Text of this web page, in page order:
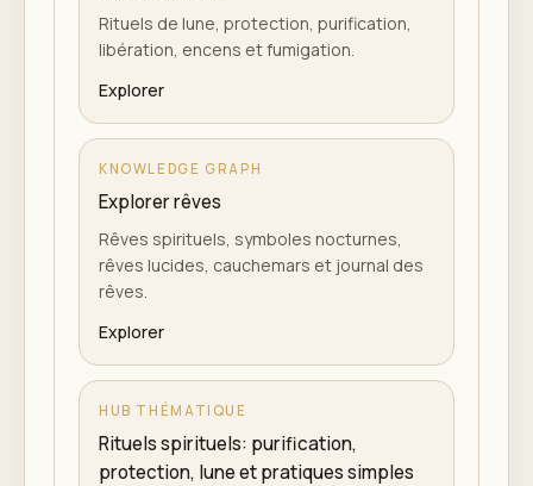
Rituels de lune, protection, purification,
libération, encens et fumigation.
Explorer
KNOWLEDGE GRAPH
Explorer rêves
Rêves spirituels, symboles nocturnes,
rêves lucides, cauchemars et journal des
rêves.
Explorer
HUB THÉMATIQUE
Rituels spirituels: purification,
protection, lune et pratiques simples